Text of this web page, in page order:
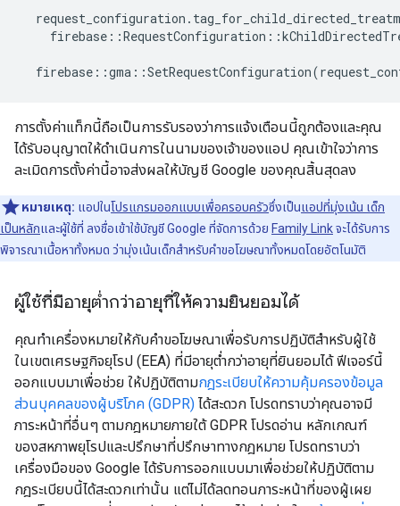
request_configuration .
firebase ::RequestConfiguration ::
firebase ::gma ::SetRequestConfiguration(
การตั้งค่าแท็กนี้ถือเป็นการรับรองว่าการแจ้งเตือนนี้ถูกต้องและคุณ
ได้รับอนุญาตให้ดำเนินการในนามของเจ้าของแอป คุณเข้าใจว่าการ
ละเมิดการตั้งค่านี้อาจส่งผลให้บัญชี Google ของคุณสิ้นสุดลง
หมายเหตุ: แอปในโปรแกรมออกแบบเพื่อครอบครัวซึ่งเป็นแอปที่มุ่งเน้น เด็ก
เป็นหลักและผู้ใช้ที่ ลงชื่อเข้าใช้บัญชี Google ที่จัดการด้วย Family Linkจะได้รับการ
พิจารณาเนื้อหาทั้งหมด ว่ามุ่งเน้นเด็กสำหรับคำขอโฆษณาทั้งหมดโดยอัตโนมัติ
ผู้ใช้ที่มีอายุต่ำกว่าอายุที่ให้ความยินยอมได้
คุณทำเครื่องหมายให้กับคำขอโฆษณาเพื่อรับการปฏิบัติสำหรับผู้ใช้
ในเขตเศรษฐกิจยุโรป (EEA) ที่มีอายุต่ำกว่าอายุที่ยินยอมได้ ฟีเจอร์นี้
ออกแบบมาเพื่อช่วย ให้ปฏิบัติตามกฎระเบียบให้ความคุ้มครองข้อมูล
ส่วนบุคคลของผู้บริโภค (GDPR) ได้สะดวก โปรดทราบว่าคุณอาจมี
ภาระหน้าที่อื่นๆ ตามกฎหมายภายใต้ GDPR โปรดอ่าน หลักเกณฑ์
ของสหภาพยุโรปและปรึกษาที่ปรึกษาทางกฎหมาย โปรดทราบว่า
เครื่องมือของ Google ได้รับการออกแบบมาเพื่อช่วยให้ปฏิบัติตาม
กฎระเบียบนี้ได้สะดวกเท่านั้น แต่ไม่ได้ลดทอนภาระหน้าที่ของผู้เผย